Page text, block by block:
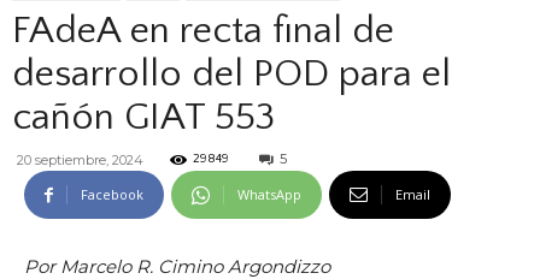
FAdeA en recta final de
desarrollo del POD para el
cañón GIAT 553
20 septiembre, 2024 29849 5
Facebook WhatsApp Email
Por Marcelo R. Cimino Argondizzo